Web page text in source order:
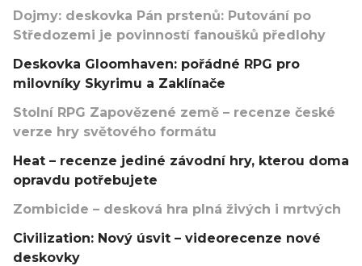
Dojmy: deskovka Pán prstenů: Putování po
Středozemi je povinností fanoušků předlohy
Deskovka Gloomhaven: pořádné RPG pro
milovníky Skyrimu a Zaklínače
Stolní RPG Zapovězené země – recenze české
verze hry světového formátu
Heat – recenze jediné závodní hry, kterou doma
opravdu potřebujete
Zombicide – desková hra plná živých i mrtvých
Civilization: Nový úsvit – videorecenze nové
deskovky